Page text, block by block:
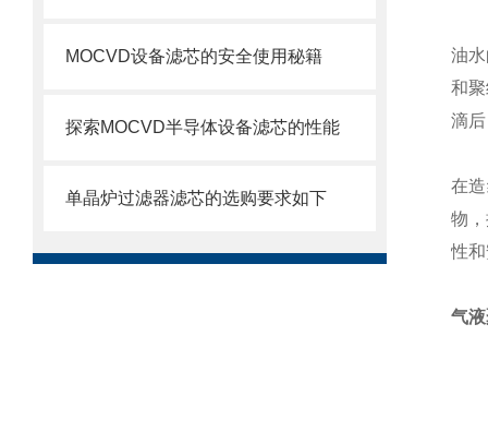
MOCVD设备滤芯的安全使用秘籍
探索MOCVD半导体设备滤芯的性能
单晶炉过滤器滤芯的选购要求如下
油
和
滴
在
物
性
气